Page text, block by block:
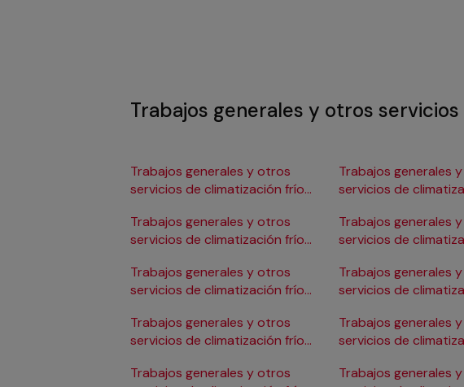
Trabajos generales y otros
Trabajos generales y otros
servicios de climatización frío
Trabajos generales y otros
servicios de climatización frío
Trabajos generales y otros
servicios de climatización frío
Trabajos generales y otros
servicios de climatización frío
Trabajos generales y otros
Trabajos generales
servicios de
Trabajos generales
servicios de
Trabajos generales
servicios de
Trabajos generales
servicios de
Trabajos generales